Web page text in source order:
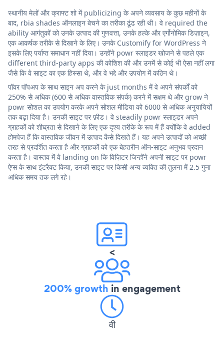
स्थानीय मेलों और क्राफ्ट शो में publicizing के अपने व्यवसाय के कुछ महीनों के
बाद, rbia shades ऑनलाइन बेचने का तरीका ढूंढ रही थी। वे required the
ability आगंतुकों को उनके उत्पाद की गुणवत्ता, उनके हल्के और एर्गोनोमिक डिज़ाइन,
एक आकर्षक तरीके से दिखाने के लिए। उनके Customify for WordPress ने
इसके लिए पर्याप्त समाधान नहीं दिया। उन्होंने powr स्लाइडर खोजने से पहले एक
different third-party apps की कोशिश की और उनमें से कोई भी ऐसा नहीं लगा
जैसे कि वे साइट का एक हिस्सा थे, और वे भद्दे और उपयोग में कठिन थे।
पॉवर पॉपअप के साथ साइन अप करने के just months में वे अपने संपर्कों को
250% से अधिक (600 से अधिक वास्तविक संपर्क) करने में सक्षम थे और grow ने
powr सोशल का उपयोग करके अपने सोशल मीडिया को 6000 से अधिक अनुयायियों
तक बढ़ा दिया है। उनकी साइट पर फ़ीड। वे steadily powr स्लाइडर अपने
ग्राहकों को शीघ्रता से दिखाने के लिए एक दृश्य तरीके के रूप में हैं क्योंकि वे added
होमपेज हैं कि वास्तविक जीवन में उत्पाद कैसे दिखते हैं। यह अपने उत्पादों को अच्छी
तरह से प्रदर्शित करता है और ग्राहकों को एक बेहतरीन ऑन-साइट अनुभव प्रदान
करता है। वास्तव में वे landing on कि विज़िटर जिन्होंने अपनी साइट पर powr
ऐप्स के साथ इंटरैक्ट किया, उनकी साइट पर किसी अन्य व्यक्ति की तुलना में 2.5 गुना
अधिक समय तक लगे रहे।
<
200% growth in engagement
वी